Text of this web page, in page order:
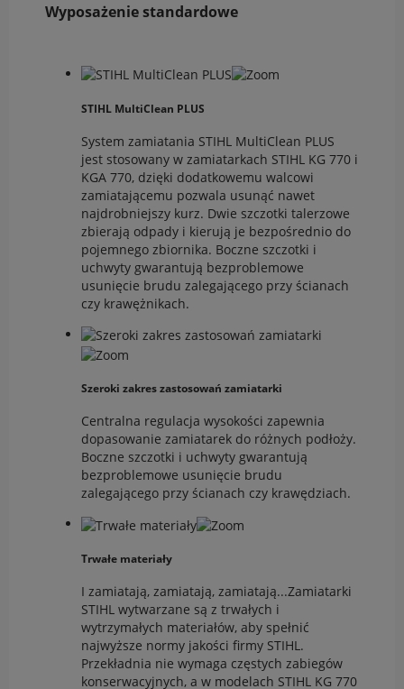
Wyposażenie standardowe
STIHL MultiClean PLUS
System zamiatania STIHL MultiClean PLUS
jest stosowany w zamiatarkach STIHL KG 770 i
KGA 770, dzięki dodatkowemu walcowi
zamiatającemu pozwala usunąć nawet
najdrobniejszy kurz. Dwie szczotki talerzowe
zbierają odpady i kierują je bezpośrednio do
pojemnego zbiornika. Boczne szczotki i
uchwyty gwarantują bezproblemowe
usunięcie brudu zalegającego przy ścianach
czy krawężnikach.
Szeroki zakres zastosowań zamiatarki
Centralna regulacja wysokości zapewnia
dopasowanie zamiatarek do różnych podłoży.
Boczne szczotki i uchwyty gwarantują
bezproblemowe usunięcie brudu
zalegającego przy ścianach czy krawędziach.
Trwałe materiały
I zamiatają, zamiatają, zamiatają...Zamiatarki
STIHL wytwarzane są z trwałych i
wytrzymałych materiałów, aby spełnić
najwyższe normy jakości firmy STIHL.
Przekładnia nie wymaga częstych zabiegów
konserwacyjnych, a w modelach STIHL KG 770